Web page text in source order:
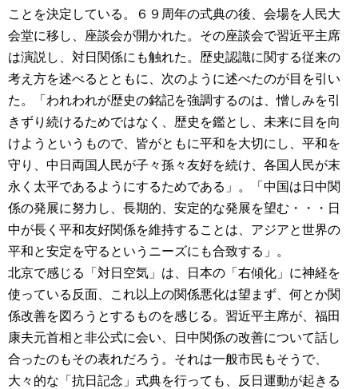
ことを決定している。６９周年の式典の後、会場を人民大
会堂に移し、座談会が開かれた。その座談会で習近平主席
は演説し、対日関係にも触れた。歴史認識に関する従来の
考え方を述べるとともに、次のように述べたのが目を引い
た。「われわれが歴史の銘記を強調するのは、憎しみを引
きずり続けるためではなく、歴史を鑑とし、未来に目を向
けようというもので、皆がともに平和を大切にし、平和を
守り、中日両国人民が子々孫々友好を続け、各国人民が末
永く太平であるようにするためである」。「中国は日中関
係の発展に努力し、長期的、安定的な発展を望む・・・日
中が長く平和友好関係を維持することは、アジアと世界の
平和と安定を守るというニーズにも合致する」。
北京で感じる「対日空気」は、日本の「右傾化」に神経を
使っている反面、これ以上の関係悪化は望まず、何とか関
係改善を図ろうとするものを感じる。習近平主席が、福田
康夫元首相と非公式に会い、日中関係の改善について話し
合ったのもその表れだろう。それは一般市民もそうで、
大々的な「抗日記念」式典を行っても、反日運動が起きる